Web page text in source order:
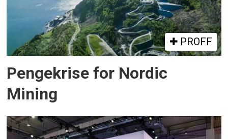
PROFF
Pengekrise for Nordic
Mining